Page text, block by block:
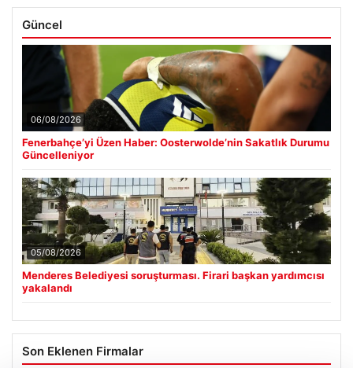
Güncel
06/08/2026
Fenerbahçe’yi Üzen Haber: Oosterwolde’nin Sakatlık Durumu
Güncelleniyor
05/08/2026
Menderes Belediyesi soruşturması. Firari başkan yardımcısı
yakalandı
Son Eklenen Firmalar